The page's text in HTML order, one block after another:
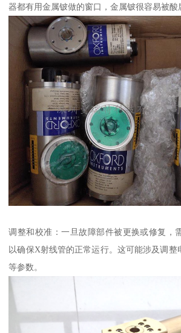
器都有用金属铍做的窗口，金属铍很容易被酸
调整和校准：一旦故障部件被更换或修复，
以确保X射线管的正常运行。这可能涉及调整
等参数。